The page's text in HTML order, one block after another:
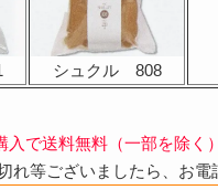
シュクル 808
で送料無料（一部を除く）
等ございましたら、お電